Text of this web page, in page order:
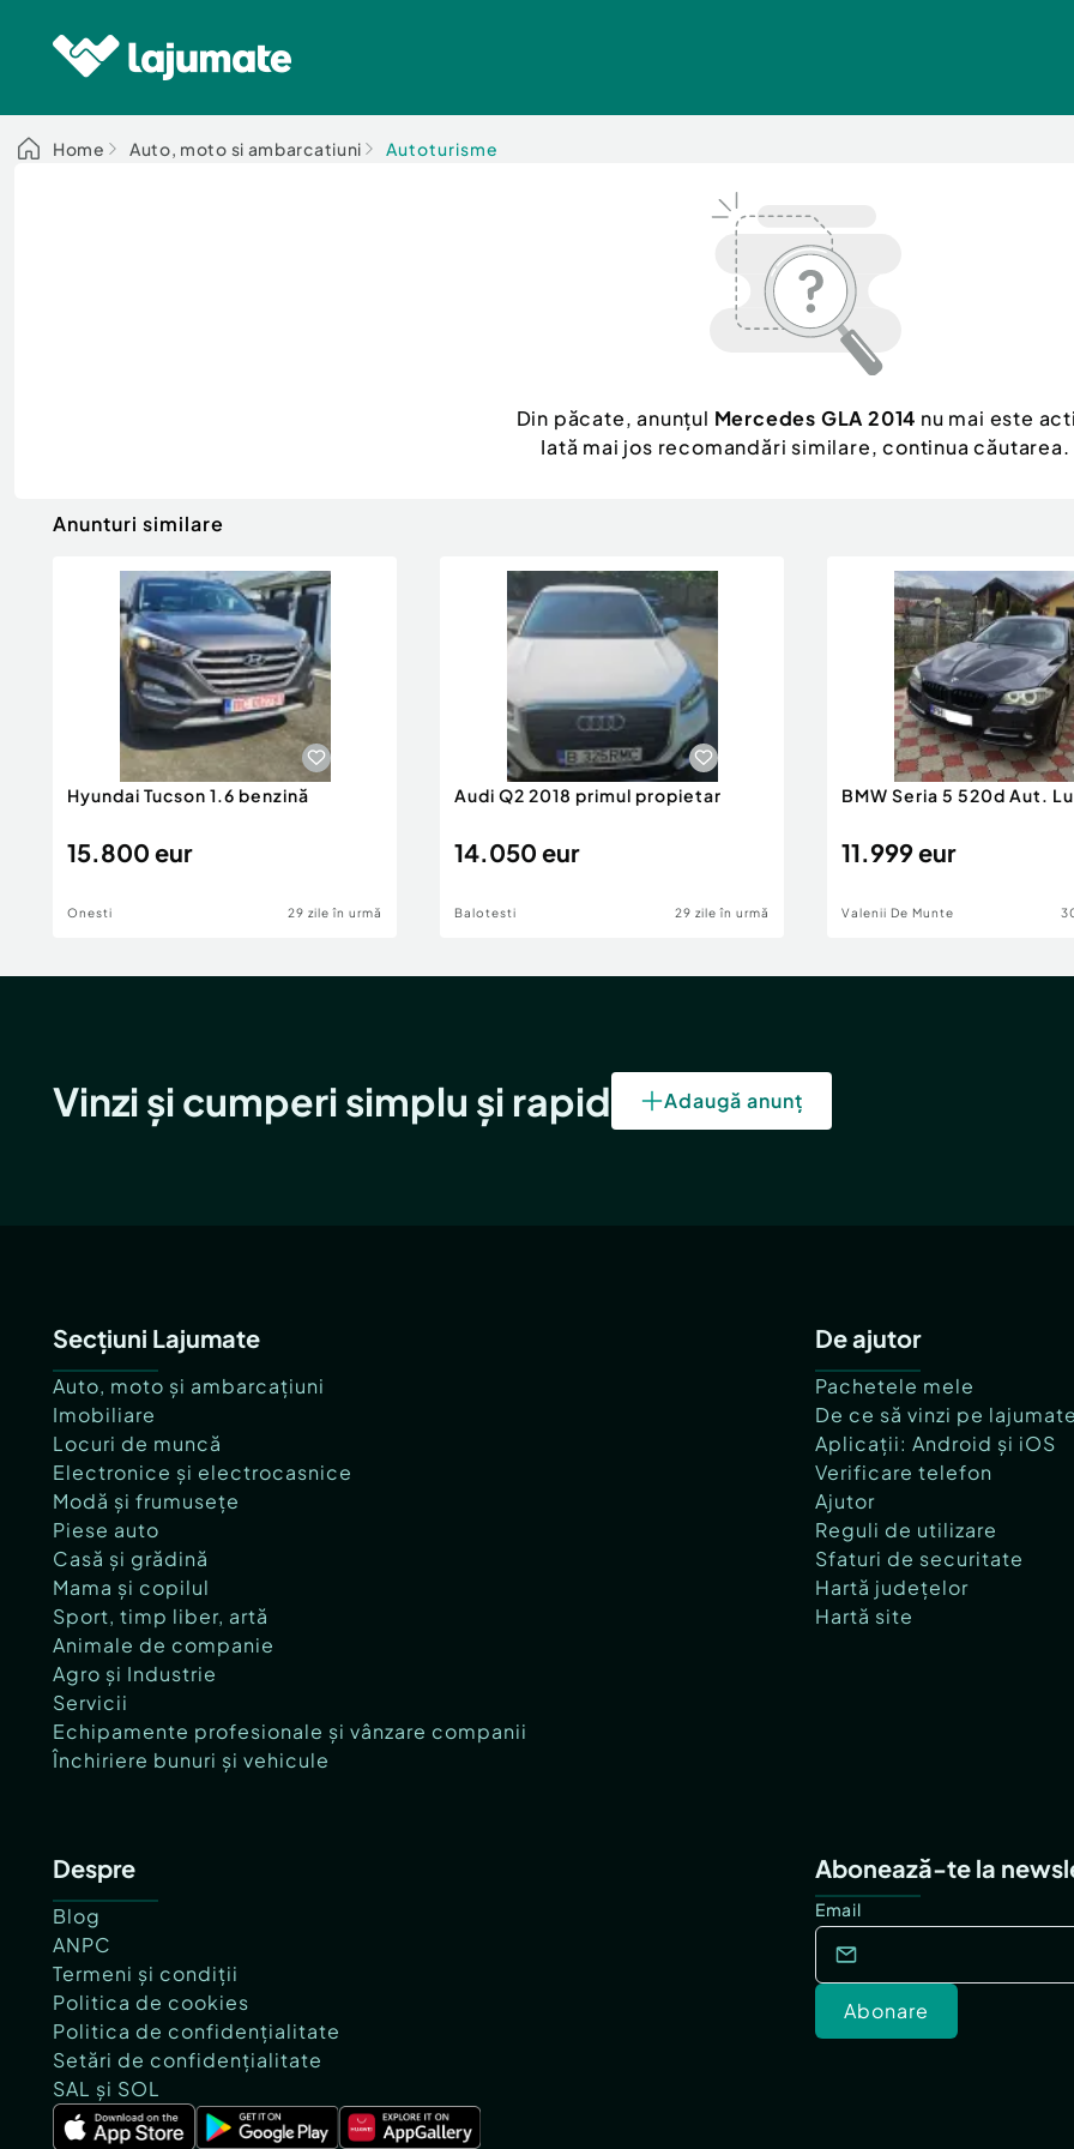
Home Auto, moto si ambarcatiuni Autoturisme
Din păcate, anunțul Mercedes GLA 2014 nu mai este
Iată mai jos recomandări similare, continua căutarea.
Anunturi similare
Hyundai Tucson 1.6 benzină
15.800 eur
Onesti 29 zile în urmă
Audi Q2 2018 primul propietar
14.050 eur
Balotesti 29 zile în urmă
BMW Seria 5 520d Aut.
11.999 eur
Valenii De Munte
Vinzi și cumperi simplu și rapid Adaugă anunț
Secțiuni Lajumate
Auto, moto și ambarcațiuni
Imobiliare
Locuri de muncă
Electronice și electrocasnice
Modă și frumusețe
Piese auto
Casă și grădină
Mama și copilul
Sport, timp liber, artă
Animale de companie
Agro și Industrie
Servicii
Echipamente profesionale și vânzare companii
Închiriere bunuri și vehicule
De ajutor
Pachetele mele
De ce să vinzi pe
Aplicații: Android și iOS
Verificare telefon
Ajutor
Reguli de utilizare
Sfaturi de securitate
Hartă județelor
Hartă site
Despre
Blog
ANPC
Termeni și condiții
Politica de cookies
Politica de confidențialitate
Setări de confidențialitate
SAL și SOL
Abonează-te la
Email
Abonare